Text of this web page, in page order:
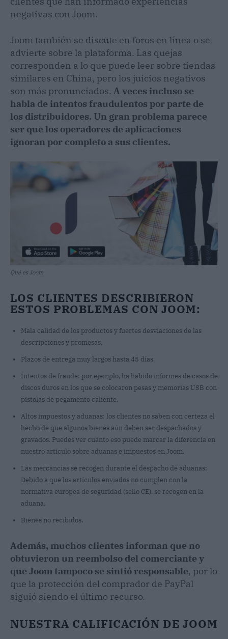
negativas con Joom.
Joom también se discute en foros en línea o se
advierte sobre la plataforma. Las quejas
corresponden a lo que puede leer sobre tiendas
similares en China, pero los juicios negativos
son más pronunciados. A veces incluso se
habla de intentos fraudulentos por parte de
los distribuidores. Un gran problema parece
ser que los operadores de aplicaciones
ignoran por completo a sus clientes.
Qué es Joom
LOS CLIENTES DESCRIBIERON
ESTOS PROBLEMAS CON JOOM:
Mala calidad de los productos y fuertes desviaciones de las
descripciones y promesas.
Plazos de entrega muy largos hasta 45 días.
Intentos de fraude: por ejemplo, ha habido informes de casos de
discos duros en los que se colocaron pesas y memorias USB con
pistolas de pegamento caliente.
Altos impuestos y aduanas: los clientes no saben con certeza el
hecho de que algunos bienes aún deben ser despachados y
gravados. Puedes ver cuánto eso puede marcar la diferencia en
nuestro artículo sobre aduanas e impuestos en Joom.
Las mercancías se recogen durante el despacho de aduanas:
Debido a que los artículos enviados no cumplen con la
normativa europea de seguridad (sello CE), se recogen en la
aduana.
Bienes no recibidos.
Además, muchos clientes informan que no
obtuvieron un reembolso del comerciante y
que Joom tampoco se sintió responsable, por lo
que la protección del comprador de PayPal
siguió siendo el último recurso.
NUESTRA CALIFICACIÓN DE JOOM